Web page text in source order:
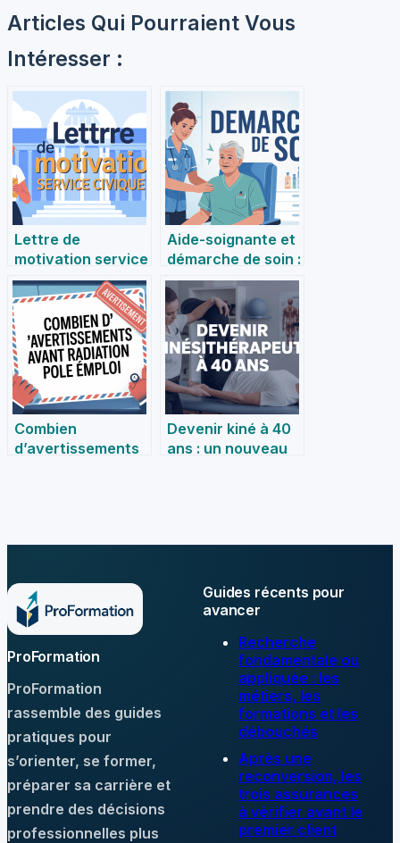
Articles Qui Pourraient Vous
Intéresser :
Lettre de
motivation service
civique : conseils,
exemples et
bonnes pratiques
Aide-soignante et
démarche de soin :
guide pratique et
conseils utiles
Combien
d’avertissements
Devenir kiné à 40
ans : un nouveau
ProFormation
ProFormation
rassemble des guides
pratiques pour
s’orienter, se former,
préparer sa carrière et
prendre des décisions
professionnelles plus
Guides récents pour
avancer
Recherche
fondamentale ou
appliquée : les
métiers, les
formations et les
débouchés
Après une
reconversion, les
trois assurances
à vérifier avant le
premier client